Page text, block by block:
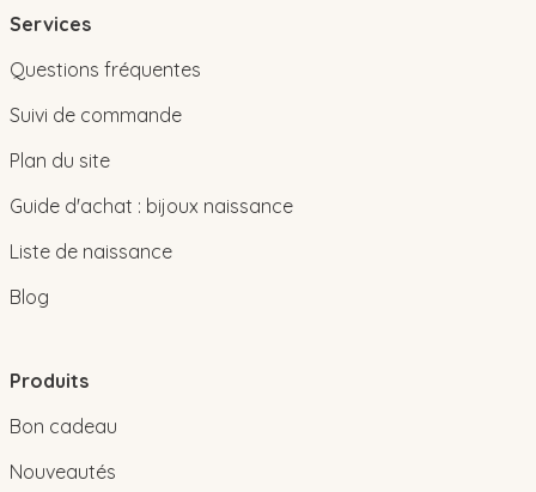
Services
Questions fréquentes
Suivi de commande
Plan du site
Guide d'achat : bijoux naissance
Liste de naissance
Blog
Produits
Bon cadeau
Nouveautés